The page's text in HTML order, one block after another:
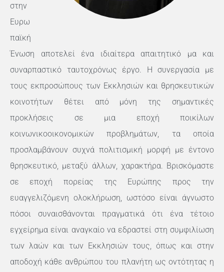
στην
Ευρω
παϊκή
Ένωση αποτελεί ένα ιδιαίτερα απαιτητικό μα και
συναρπαστικό ταυτοχρόνως έργο. Η συνεργασία με
τους εκπροσώπους των Εκκλησιών και θρησκευτικών
κοινοτήτων θέτει από μόνη της σημαντικές
προκλήσεις σε μια εποχή ποικίλων
κοινωνικοοικονομικών προβλημάτων, τα οποία
προσλαμβάνουν συχνά πολιτισμική μορφή με έντονο
θρησκευτικό, μεταξύ άλλων, χαρακτήρα. Βρισκόμαστε
σε εποχή πορείας της Ευρώπης προς την
ευαγγελιζόμενη ολοκλήρωση, ωστόσο είναι άγνωστο
πόσοι συναισθάνονται πραγματικά ότι ένα τέτοιο
εγχείρημα είναι αναγκαίο να εδραστεί στη συμφιλίωση
των λαών και των Εκκλησιών τους, όπως και στην
αποδοχή κάθε ανθρώπου του πλανήτη ως οντότητας η